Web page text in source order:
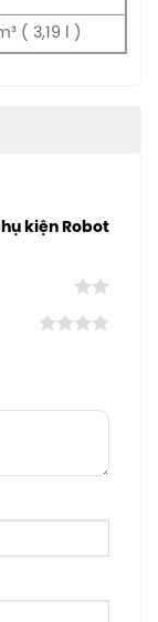
( ​​​​3,19 l )
kiện Robot